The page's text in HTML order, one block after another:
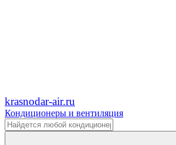
krasnodar-air.ru
Кондиционеры и вентиляция